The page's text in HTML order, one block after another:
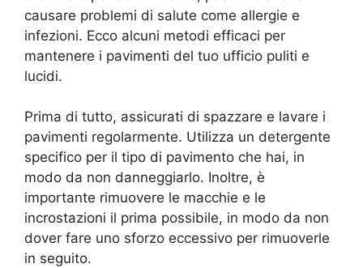
causare problemi di salute come allergie e
infezioni. Ecco alcuni metodi efficaci per
mantenere i pavimenti del tuo ufficio puliti e
lucidi.
Prima di tutto, assicurati di spazzare e lavare i
pavimenti regolarmente. Utilizza un detergente
specifico per il tipo di pavimento che hai, in
modo da non danneggiarlo. Inoltre, è
importante rimuovere le macchie e le
incrostazioni il prima possibile, in modo da non
dover fare uno sforzo eccessivo per rimuoverle
in seguito.